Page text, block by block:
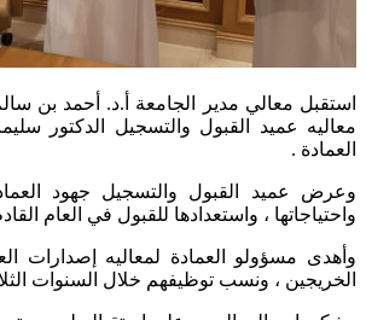
​​​​استقبل معالي مدير الجامعة أ.د. أحمد بن
معاليه عميد القبول والتسجيل الدكتور
العمادة .
وعرض عميد القبول والتسجيل جهود
واحتياجاتها ، واستعدادها للقبول في العام
وأهدى مسؤولو العمادة لمعاليه إصدارات
الخريجين ، ونسب توظيفهم خلال السنوات